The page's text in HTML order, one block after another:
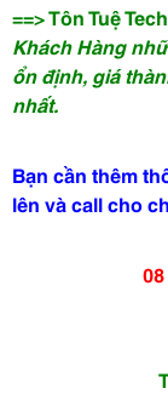
==> Tôn Tuệ
Khách Hàng
ổn định, giá
nhất.
Bạn cần thêm
lên và call cho